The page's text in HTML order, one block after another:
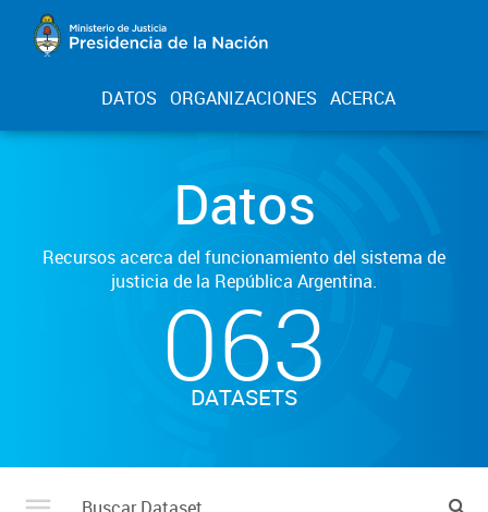
DATOS ORGANIZACIONES ACERCA
Datos
Recursos acerca del funcionamiento del sistema de
justicia de la República Argentina.
063
DATASETS